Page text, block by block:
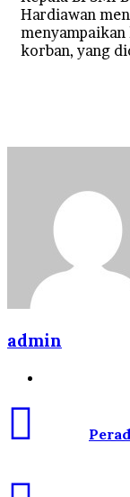
Hardiawan
menyampaikan
korban, yang
admin